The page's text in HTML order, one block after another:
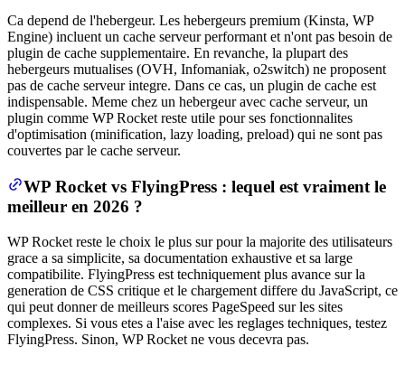
Ca depend de l'hebergeur. Les hebergeurs premium (Kinsta, WP
Engine) incluent un cache serveur performant et n'ont pas besoin de
plugin de cache supplementaire. En revanche, la plupart des
hebergeurs mutualises (OVH, Infomaniak, o2switch) ne proposent
pas de cache serveur integre. Dans ce cas, un plugin de cache est
indispensable. Meme chez un hebergeur avec cache serveur, un
plugin comme WP Rocket reste utile pour ses fonctionnalites
d'optimisation (minification, lazy loading, preload) qui ne sont pas
couvertes par le cache serveur.
WP Rocket vs FlyingPress : lequel est vraiment le
meilleur en 2026 ?
WP Rocket reste le choix le plus sur pour la majorite des utilisateurs
grace a sa simplicite, sa documentation exhaustive et sa large
compatibilite. FlyingPress est techniquement plus avance sur la
generation de CSS critique et le chargement differe du JavaScript, ce
qui peut donner de meilleurs scores PageSpeed sur les sites
complexes. Si vous etes a l'aise avec les reglages techniques, testez
FlyingPress. Sinon, WP Rocket ne vous decevra pas.